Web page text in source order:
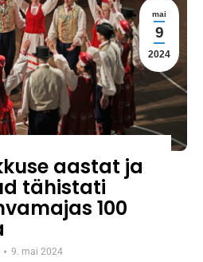
mai
9
2024
aastat ja
tähistati
100
9. mai 2024